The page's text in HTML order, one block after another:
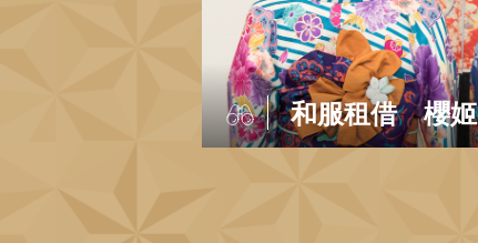
和服租借 櫻姬